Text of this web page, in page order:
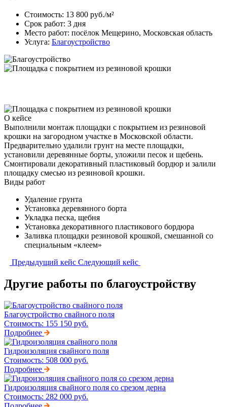
Стоимость: 13 800 руб./м²
Срок работ: 3 дня
Место работ: посёлок Мещерино, Московская область
Услуга: Благоустройство
О кейсе
Выполнили монтаж площадки с покрытием из резиновой
крошки на загородном участке в Московской области.
Предварительно удалили грунт на месте площадки,
установили деревянные борты, уложили песок и щебень.
Смонтировали декоративный пластиковый бордюр и залили
площадку смесью из резиновой крошки.
Виды работ
Удаление грунта
Установка деревянного борта
Укладка песка, щебня
Установка декоративного пластикового бордюра
Заливка площадки резиновой крошкой, смешанной со
специальным «клеем»
Предыдущий кейс Следующий кейс
Другие работы по благоустройству
Благоустройство свайного поля
Стоимость: 155 150 руб.
Подробнее
Гидроизоляция свайного поля
Стоимость: 508 000 руб.
Подробнее
Гидроизоляция свайного поля со срезом дерна
Стоимость: 282 000 руб.